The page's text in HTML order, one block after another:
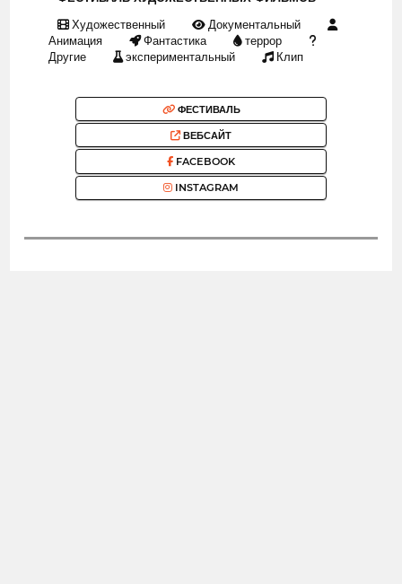
Художественный
Документальный
Анимация
Фантастика
террор
Другие
экспериментальный Клип
ФЕСТИВАЛЬ
ВЕБСАЙТ
FACEBOOK
INSTAGRAM